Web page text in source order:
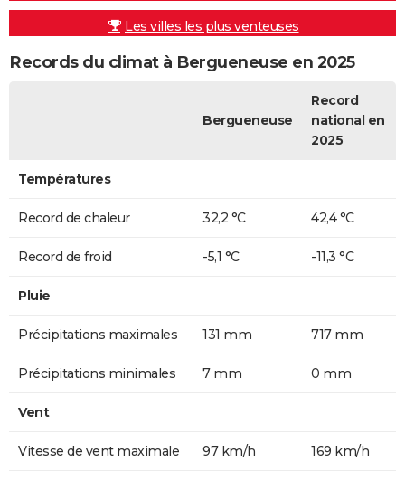
Les villes les plus venteuses
Records du climat à Bergueneuse en 2025
Bergueneuse
Record
national en
2025
Températures
Record de chaleur 32,2 °C 42,4 °C
Record de froid -5,1 °C -11,3 °C
Pluie
Précipitations maximales 131 mm 717 mm
Précipitations minimales 7 mm 0 mm
Vent
Vitesse de vent maximale 97 km/h 169 km/h